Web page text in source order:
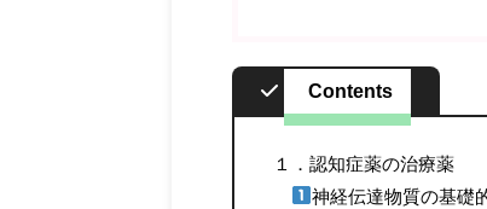
Contents
１．認知症薬の治療薬
神経伝達物質の基礎